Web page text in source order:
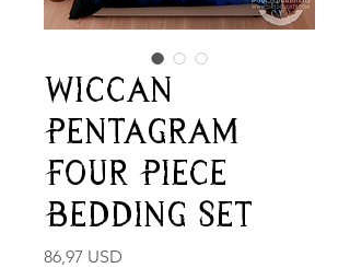
Wiccan
Pentagram
Four Piece
Bedding Set
86,97 USD